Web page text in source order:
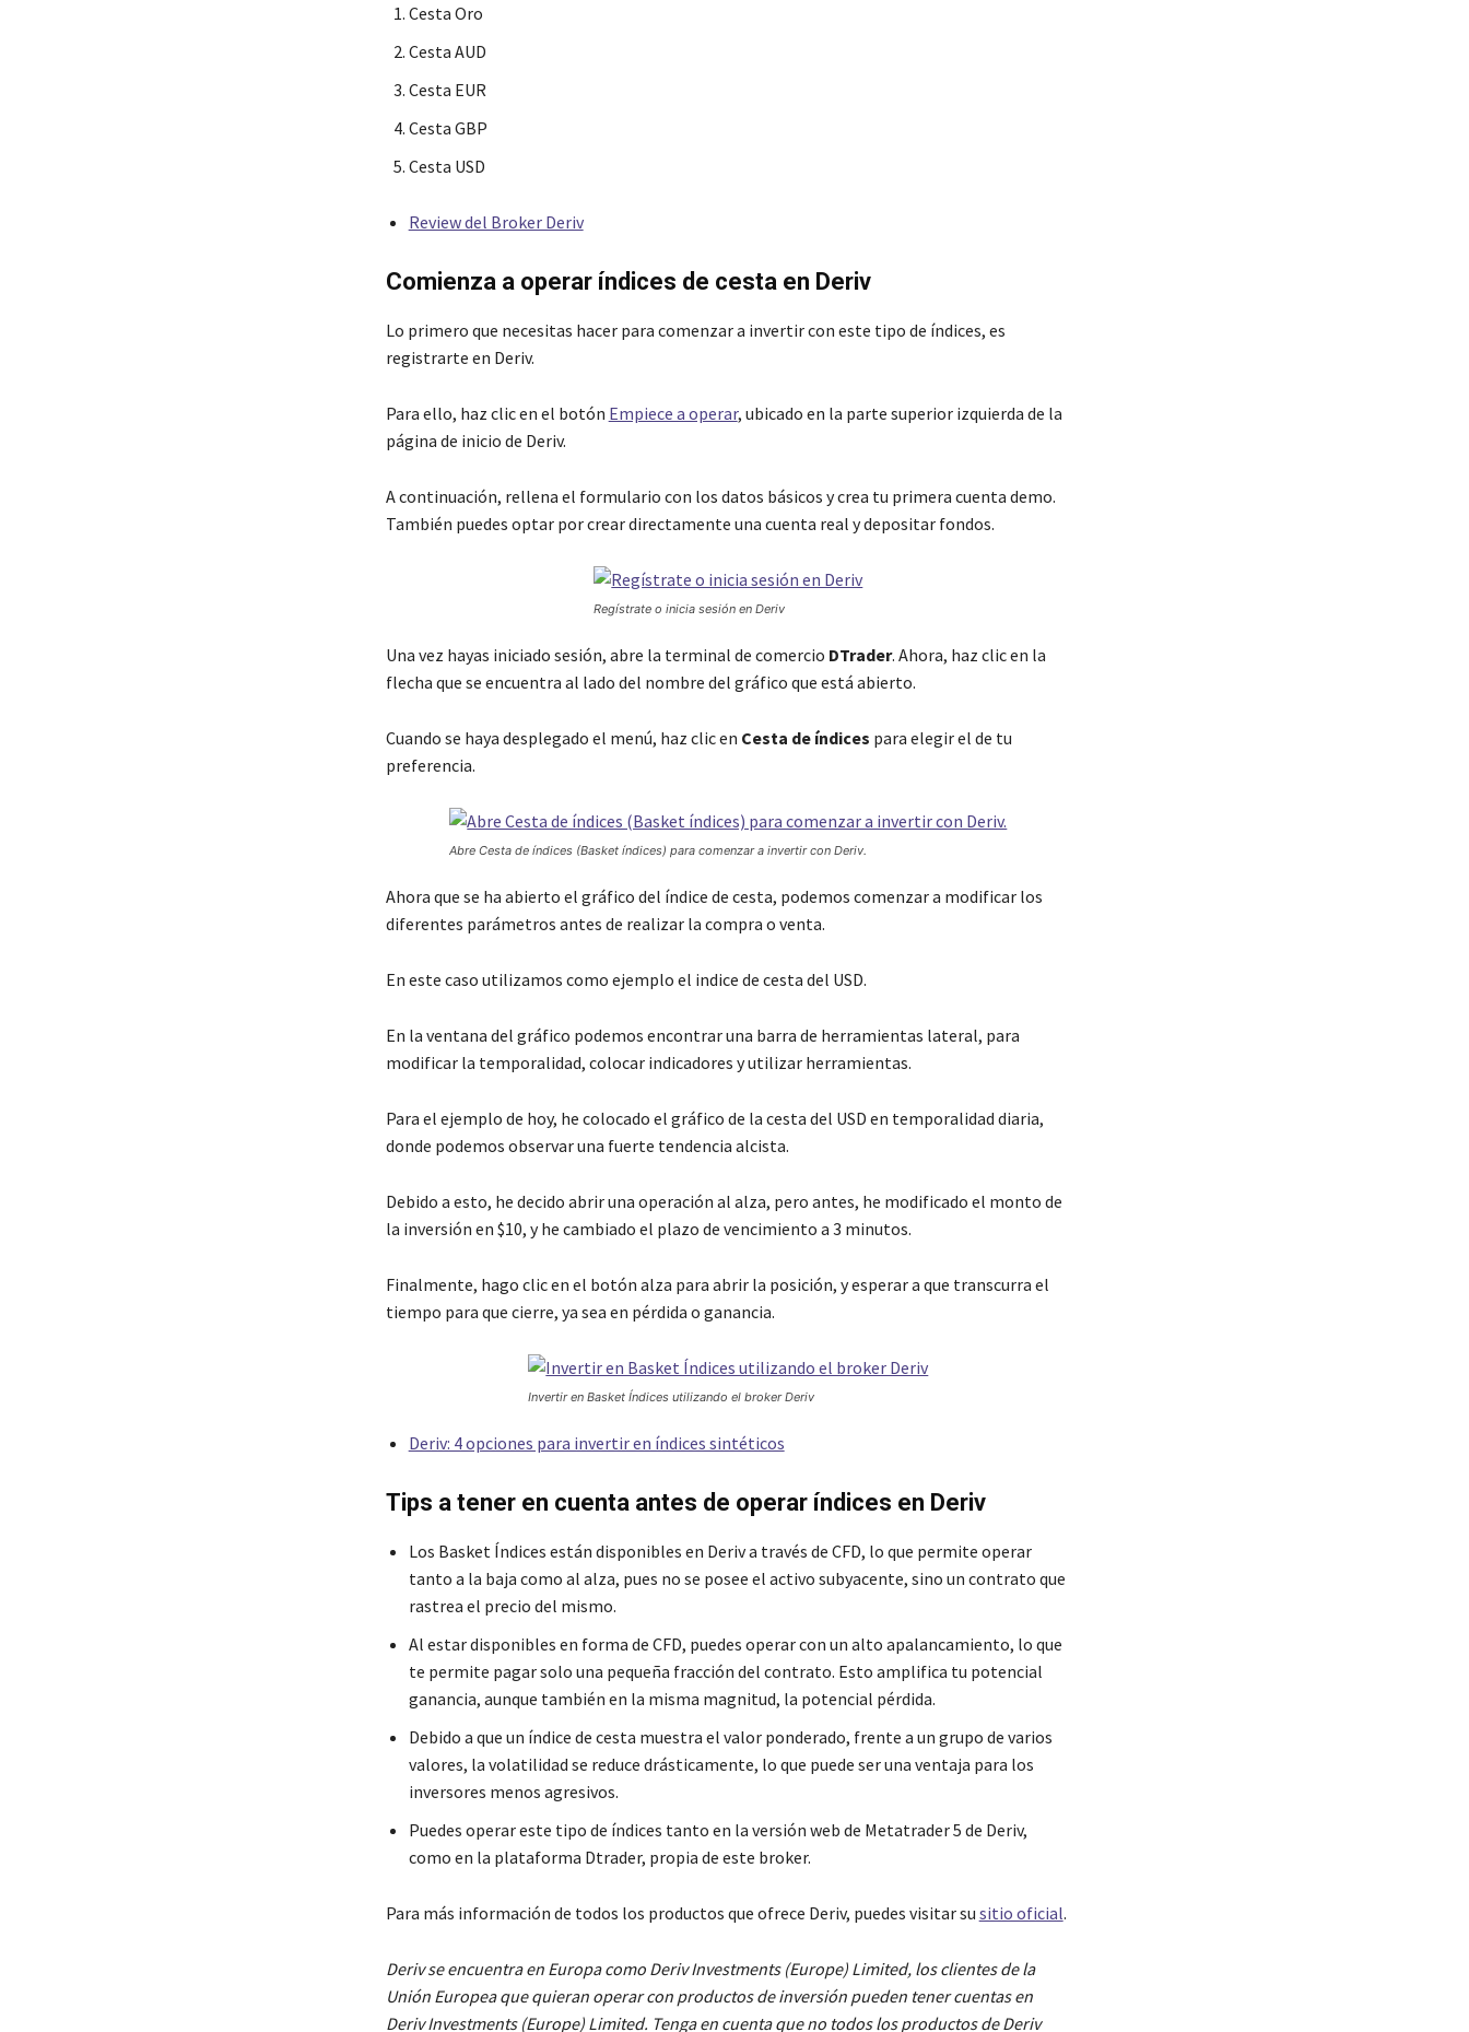
Cesta Oro
Cesta AUD
Cesta EUR
Cesta GBP
Cesta USD
Review del Broker Deriv
Comienza a operar índices de cesta en Deriv
Lo primero que necesitas hacer para comenzar a invertir con este tipo de índices, es
registrarte en Deriv.
Para ello, haz clic en el botón Empiece a operar, ubicado en la parte superior izquierda de la
página de inicio de Deriv.
A continuación, rellena el formulario con los datos básicos y crea tu primera cuenta demo.
También puedes optar por crear directamente una cuenta real y depositar fondos.
Regístrate o inicia sesión en Deriv
Una vez hayas iniciado sesión, abre la terminal de comercio DTrader. Ahora, haz clic en la
flecha que se encuentra al lado del nombre del gráfico que está abierto.
Cuando se haya desplegado el menú, haz clic en Cesta de índices para elegir el de tu
preferencia.
Abre Cesta de índices (Basket índices) para comenzar a invertir con Deriv.
Ahora que se ha abierto el gráfico del índice de cesta, podemos comenzar a modificar los
diferentes parámetros antes de realizar la compra o venta.
En este caso utilizamos como ejemplo el indice de cesta del USD.
En la ventana del gráfico podemos encontrar una barra de herramientas lateral, para
modificar la temporalidad, colocar indicadores y utilizar herramientas.
Para el ejemplo de hoy, he colocado el gráfico de la cesta del USD en temporalidad diaria,
donde podemos observar una fuerte tendencia alcista.
Debido a esto, he decido abrir una operación al alza, pero antes, he modificado el monto de
la inversión en $10, y he cambiado el plazo de vencimiento a 3 minutos.
Finalmente, hago clic en el botón alza para abrir la posición, y esperar a que transcurra el
tiempo para que cierre, ya sea en pérdida o ganancia.
Invertir en Basket Índices utilizando el broker Deriv
Deriv: 4 opciones para invertir en índices sintéticos
Tips a tener en cuenta antes de operar índices en Deriv
Los Basket Índices están disponibles en Deriv a través de CFD, lo que permite operar
tanto a la baja como al alza, pues no se posee el activo subyacente, sino un contrato que
rastrea el precio del mismo.
Al estar disponibles en forma de CFD, puedes operar con un alto apalancamiento, lo que
te permite pagar solo una pequeña fracción del contrato. Esto amplifica tu potencial
ganancia, aunque también en la misma magnitud, la potencial pérdida.
Debido a que un índice de cesta muestra el valor ponderado, frente a un grupo de varios
valores, la volatilidad se reduce drásticamente, lo que puede ser una ventaja para los
inversores menos agresivos.
Puedes operar este tipo de índices tanto en la versión web de Metatrader 5 de Deriv,
como en la plataforma Dtrader, propia de este broker.
Para más información de todos los productos que ofrece Deriv, puedes visitar su sitio oficial.
Deriv se encuentra en Europa como Deriv Investments (Europe) Limited, los clientes de la
Unión Europea que quieran operar con productos de inversión pueden tener cuentas en
Deriv Investments (Europe) Limited. Tenga en cuenta que no todos los productos de Deriv